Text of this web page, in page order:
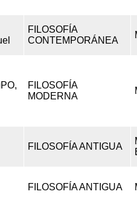
FILOSOFÍA
CONTEMPORÁNEA
FILOSOFÍA
MODERNA
FILOSOFÍA ANTIGUA
FILOSOFÍA ANTIGUA